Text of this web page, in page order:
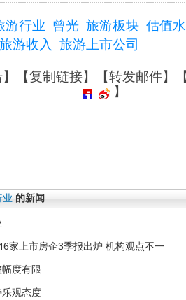
游行业 曾光 旅游板块 估值
旅游收入 旅游上市公司
】【复制链接】【转发邮件】
】
业 的新闻
家上市房企3季报出炉 机构观点不一
度有限
观态度